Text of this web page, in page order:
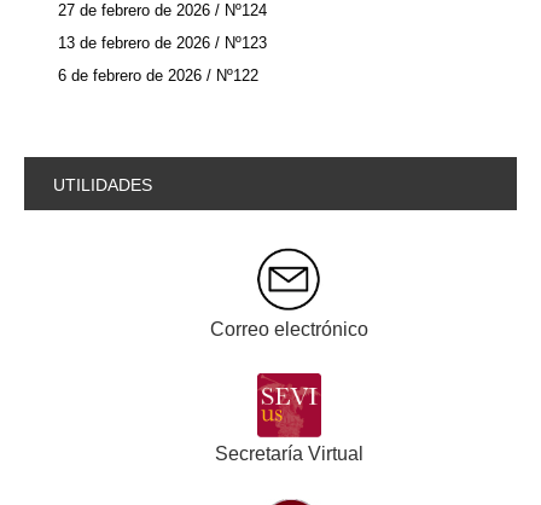
27 de febrero de 2026 / Nº124
13 de febrero de 2026 / Nº123
6 de febrero de 2026 / Nº122
UTILIDADES
Correo electrónico
Secretaría Virtual